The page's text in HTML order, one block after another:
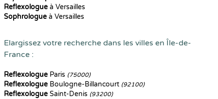
Reflexologue à Versailles
Sophrologue à Versailles
Elargissez votre recherche dans les villes en Île-de-
France :
Reflexologue Paris (75000)
Reflexologue Boulogne-Billancourt (92100)
Reflexologue Saint-Denis (93200)